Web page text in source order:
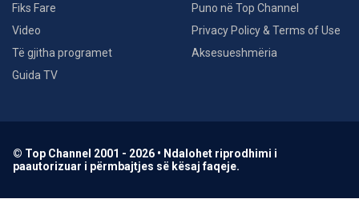
Fiks Fare
Video
Të gjitha programet
Guida TV
Puno në Top Channel
Privacy Policy & Terms of Use
Aksesueshmëria
© Top Channel 2001 - 2026 • Ndalohet riprodhimi i
paautorizuar i përmbajtjes së kësaj faqeje.